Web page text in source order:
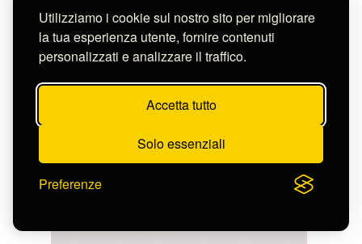
Utilizziamo i cookie sul nostro sito per migliorare
la tua esperienza utente, fornire contenuti
personalizzati e analizzare il traffico.
Accetta tutto
Solo essenziali
Preferenze
Castelli Alessandro
Chiesa di S.Stefano Rotondo a Roma e studio
di pescatore con rete